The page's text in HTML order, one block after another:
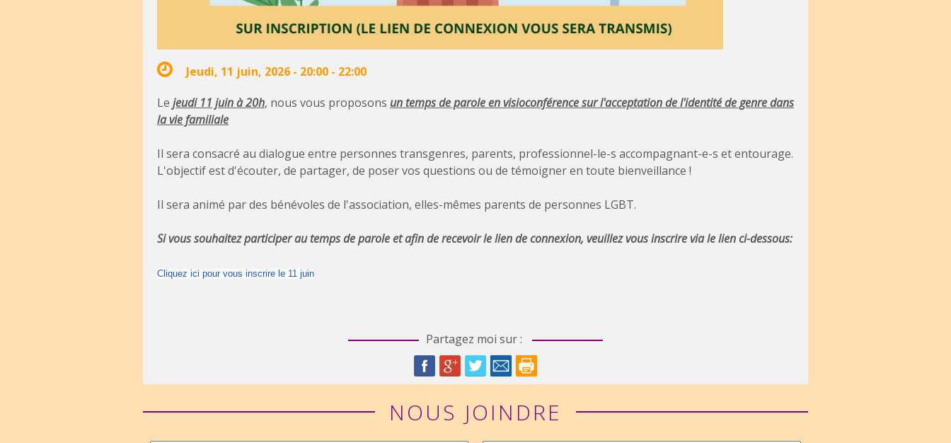
Jeudi, 11 juin, 2026 - 20:00 - 22:00
Le jeudi 11 juinà 20h, nous vous proposons un temps de parole en visioconférencesur l'acceptation de l'identité de genre dans
la vie familiale
Il sera consacré au dialogue entre personnes transgenres, parents, professionnel-le-s accompagnant-e-s et entourage.
L'objectif est d'écouter, de partager, de poser vos questions ou de témoigner en toute bienveillance !
Il sera animé par des bénévoles de l'association, elles-mêmes parents de personnes LGBT.
Si vous souhaitez participer au temps de parole et afin de recevoir le lien de connexion, veuillez vous inscrire via le lien ci-dessous:
Cliquez ici pour vous inscrire le 11 juin
Partagez moi sur :
NOUS JOINDRE